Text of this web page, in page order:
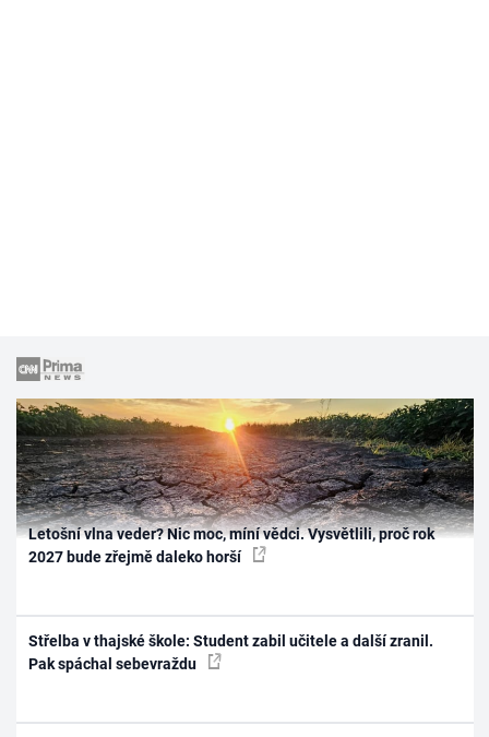
Letošní vlna veder? Nic moc, míní vědci. Vysvětlili, proč rok
2027 bude zřejmě daleko horší
Střelba v thajské škole: Student zabil učitele a další zranil.
Pak spáchal sebevraždu